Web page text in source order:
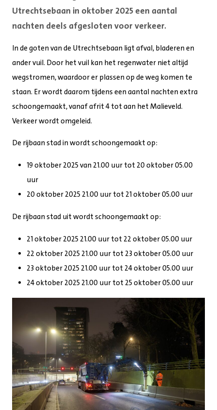
Utrechtsebaan in oktober 2025 een aantal
nachten deels afgesloten voor verkeer.
In de goten van de Utrechtsebaan ligt afval, bladeren en
ander vuil. Door het vuil kan het regenwater niet altijd
wegstromen, waardoor er plassen op de weg komen te
staan. Er wordt daarom tijdens een aantal nachten extra
schoongemaakt, vanaf afrit 4 tot aan het Malieveld.
Verkeer wordt omgeleid.
De rijbaan stad in wordt schoongemaakt op:
19 oktober 2025 van 21.00 uur tot 20 oktober 05.00
uur
20 oktober 2025 21.00 uur tot 21 oktober 05.00 uur
De rijbaan stad uit wordt schoongemaakt op:
21 oktober 2025 21.00 uur tot 22 oktober 05.00 uur
22 oktober 2025 21.00 uur tot 23 oktober 05.00 uur
23 oktober 2025 21.00 uur tot 24 oktober 05.00 uur
24 oktober 2025 21.00 uur tot 25 oktober 05.00 uur